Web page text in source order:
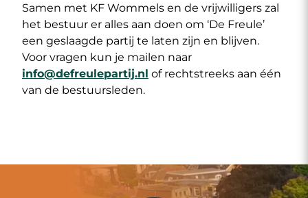
Samen met KF Wommels en de vrijwilligers zal
het bestuur er alles aan doen om ‘De Freule’
een geslaagde partij te laten zijn en blijven.
Voor vragen kun je mailen naar
info@defreulepartij.nl of rechtstreeks aan één
van de bestuursleden.